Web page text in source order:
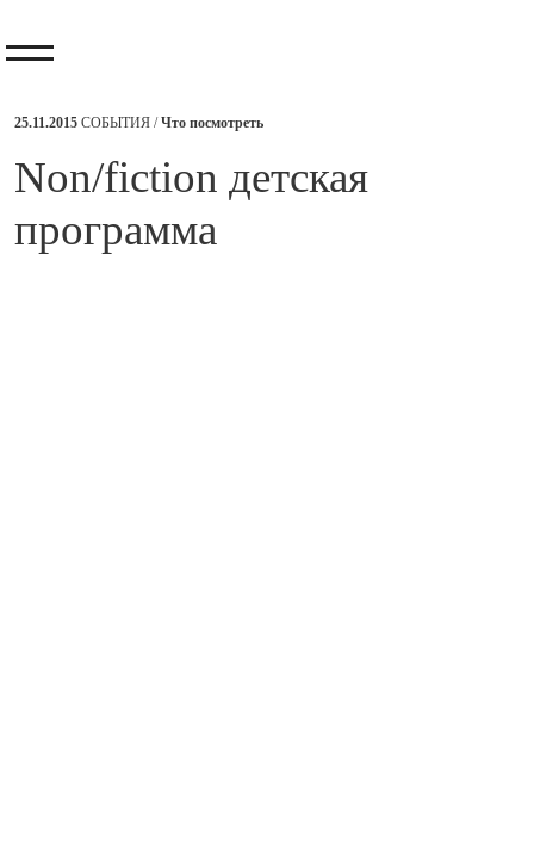
25.11.2015 СОБЫТИЯ /Что посмотреть
Non/fiction детская
программа